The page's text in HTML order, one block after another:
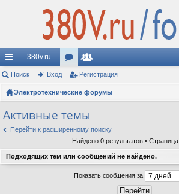
с
ы
лк
и
380v.ru
ор
ум
ол
ьз
ат
ел
и
Поиск Вход Регистрация
Электротехнические форумы
Активные темы
Перейти к расширенному поиску
Найдено 0 результатов • Страница
Подходящих тем или сообщений не найдено.
Показать сообщения за